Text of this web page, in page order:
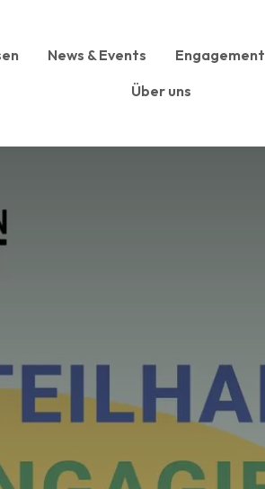
News & Events Engagement
Über uns